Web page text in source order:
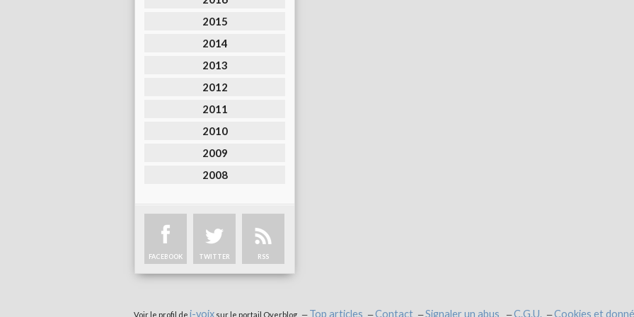
2015
2014
2013
2012
2011
2010
2009
2008
FACEBOOK TWITTER RSS
Voir le profil de i-voixsur le portail Overblog Top articles Contact Signaler un abus C.G.U. Cookies et